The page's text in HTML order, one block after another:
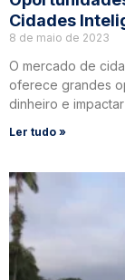
Cidades
8 de maio de 2023
O mercado de
oferece grandes
dinheiro e
Ler tudo »